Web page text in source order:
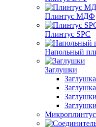
Плинтус МДФ
Плинтус SPC
Напольный
Заглушки
Микроплинтус